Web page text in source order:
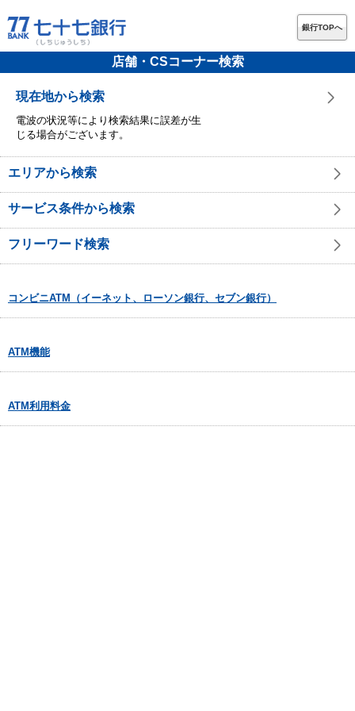
銀行TOPへ
店舗・CSコーナー検索
現在地から検索
電波の状況等により検索結果に誤差が生
じる場合がございます。
エリアから検索
サービス条件から検索
フリーワード検索
コンビニATM（イーネット、ローソン銀行、セブン銀行）
ATM機能
ATM利用料金